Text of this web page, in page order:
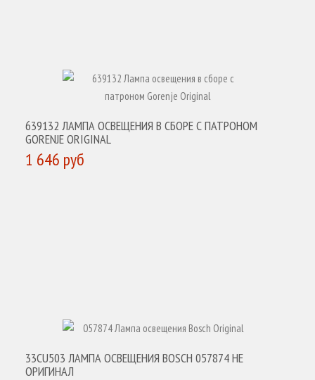
639132 ЛАМПА ОСВЕЩЕНИЯ В СБОРЕ С ПАТРОНОМ
GORENJE ORIGINAL
1 646 руб
33CU503 ЛАМПА ОСВЕЩЕНИЯ BOSCH 057874 НЕ
ОРИГИНАЛ